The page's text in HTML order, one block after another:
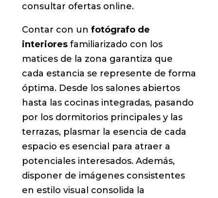
consultar ofertas online.
Contar con un fotógrafo de
interioresfamiliarizado con los
matices de la zona garantiza que
cada estancia se represente de forma
óptima. Desde los salones abiertos
hasta las cocinas integradas, pasando
por los dormitorios principales y las
terrazas, plasmar la esencia de cada
espacio es esencial para atraer a
potenciales interesados. Además,
disponer de imágenes consistentes
en estilo visual consolida la